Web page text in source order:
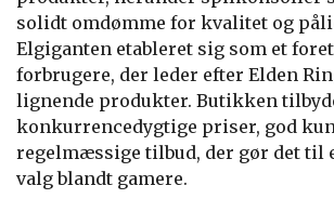
solidt omdømme for kvalitet og
Elgiganten etableret sig som et
forbrugere, der leder efter Elden
lignende produkter. Butikken
konkurrencedygtige priser, god
regelmæssige tilbud, der gør det til
valg blandt gamere.